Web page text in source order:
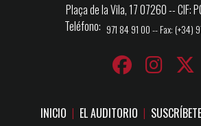
INICIO EL AUDITORIO SUSCRÍBETE
Plaça de la Vila, 17 07260 -- CIF:
Teléfono
971 84 91 00 -- Fax: (+34)